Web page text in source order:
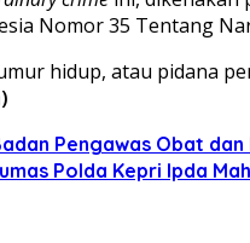
Nomor 35 Tentang
hidup, atau pidana
Pengawas Obat dan
Polda Kepri Ipda